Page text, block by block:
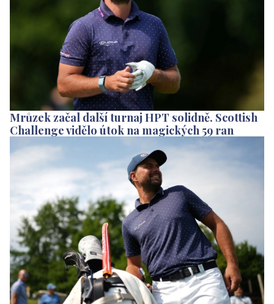
Mrůzek začal další turnaj HPT solidně. Scottish
Challenge vidělo útok na magických 59 ran